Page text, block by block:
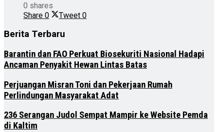
0 shares
Share 0 Tweet 0
Berita Terbaru
Barantin dan FAO Perkuat Biosekuriti Nasional Hadapi
Ancaman Penyakit Hewan Lintas Batas
Perjuangan Misran Toni dan Pekerjaan Rumah
Perlindungan Masyarakat Adat
236 Serangan Judol Sempat Mampir ke Website Pemda
di Kaltim